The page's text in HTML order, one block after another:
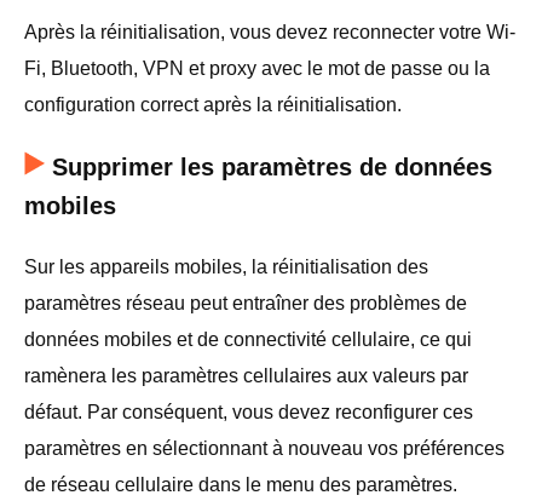
Après la réinitialisation, vous devez reconnecter votre Wi-
Fi, Bluetooth, VPN et proxy avec le mot de passe ou la
configuration correct après la réinitialisation.
Supprimer les paramètres de données
mobiles
Sur les appareils mobiles, la réinitialisation des
paramètres réseau peut entraîner des problèmes de
données mobiles et de connectivité cellulaire, ce qui
ramènera les paramètres cellulaires aux valeurs par
défaut. Par conséquent, vous devez reconfigurer ces
paramètres en sélectionnant à nouveau vos préférences
de réseau cellulaire dans le menu des paramètres.